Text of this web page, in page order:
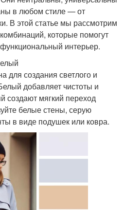
в любом стиле — от
В этой статье мы рассмотрим
которые помогут
интерьер.
для создания светлого и
добавляет чистоты и
создают мягкий переход
белые стены, серую
в виде подушек или ковра.